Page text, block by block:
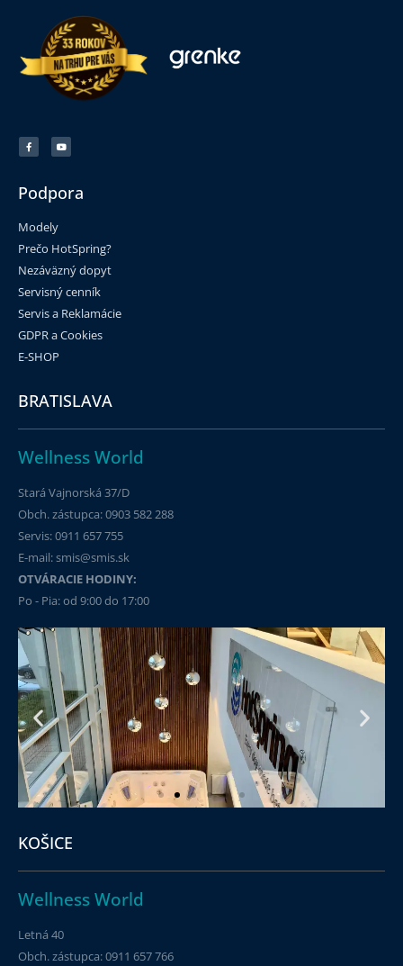
Podpora
Modely
Prečo HotSpring?
Nezáväzný dopyt
Servisný cenník
Servis a Reklamácie
GDPR a Cookies
E-SHOP
BRATISLAVA
Wellness World
Stará Vajnorská 37/D
Obch. zástupca: 0903 582 288
Servis: 0911 657 755
E-mail: smis@smis.sk
OTVÁRACIE HODINY:
Po - Pia: od 9:00 do 17:00
KOŠICE
Wellness World
Letná 40
Obch. zástupca: 0911 657 766